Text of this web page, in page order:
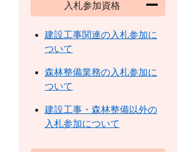
入札参加資格
建設工事関連の入札参加に
ついて
森林整備業務の入札参加に
ついて
建設工事・森林整備以外の
入札参加について